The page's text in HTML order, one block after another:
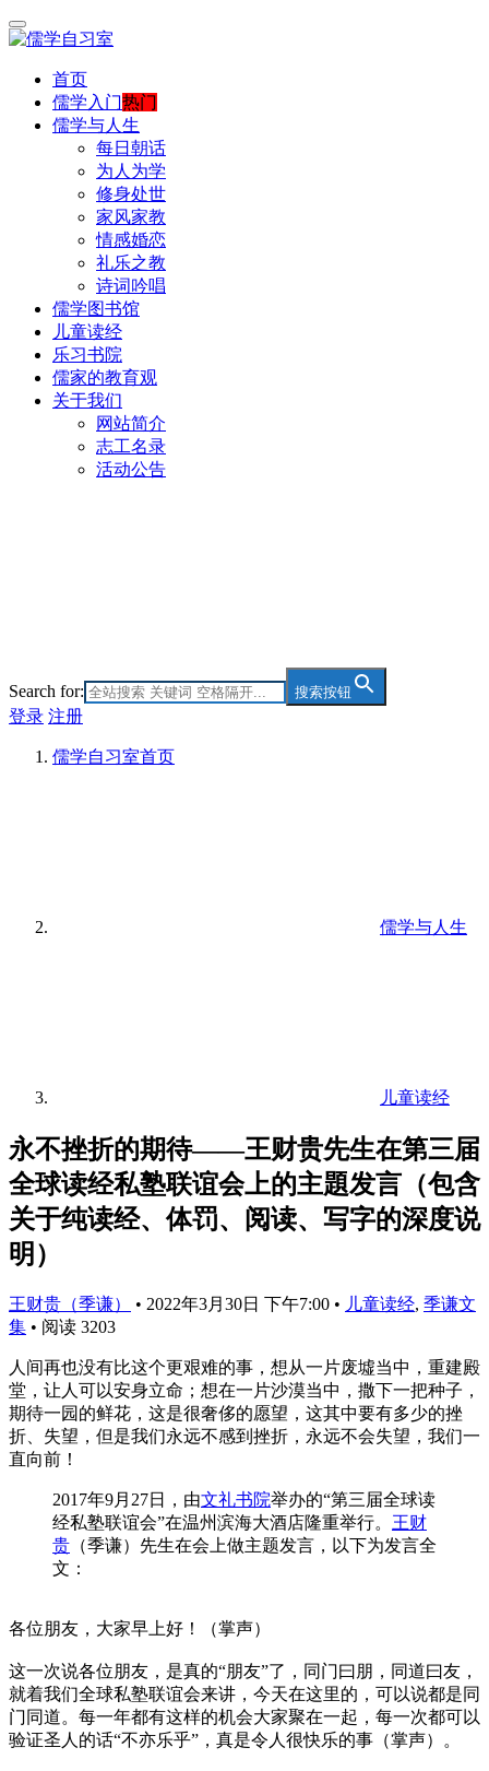
首页
儒学入门热门
儒学与人生
每日朝话
为人为学
修身处世
家风家教
情感婚恋
礼乐之教
诗词吟唱
儒学图书馆
儿童读经
乐习书院
儒家的教育观
关于我们
网站简介
志工名录
活动公告
Search for: 搜索按钮
登录 注册
儒学自习室首页
儒学与人生
儿童读经
永不挫折的期待——王财贵先生在第三届
全球读经私塾联谊会上的主題发言（包含
关于纯读经、体罚、阅读、写字的深度说
明）
王财贵（季谦） • 2022年3月30日 下午7:00 • 儿童读经, 季谦文
集 • 阅读 3203
人间再也没有比这个更艰难的事，想从一片废墟当中，重建殿
堂，让人可以安身立命；想在一片沙漠当中，撒下一把种子，
期待一园的鲜花，这是很奢侈的愿望，这其中要有多少的挫
折、失望，但是我们永远不感到挫折，永远不会失望，我们一
直向前！
2017年9月27日，由文礼书院举办的“第三届全球读
经私塾联谊会”在温州滨海大酒店隆重举行。 王财
贵 （季谦）先生在会上做主题发言，以下为发言全
文：
各位朋友，大家早上好！（掌声）
这一次说各位朋友，是真的“朋友”了，同门曰朋，同道曰友，
就着我们全球私塾联谊会来讲，今天在这里的，可以说都是同
门同道。每一年都有这样的机会大家聚在一起，每一次都可以
验证圣人的话“不亦乐乎”，真是令人很快乐的事（掌声）。